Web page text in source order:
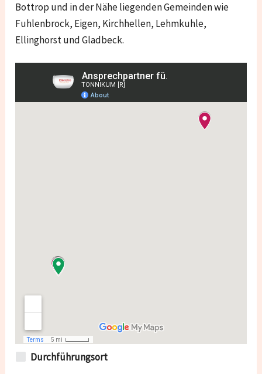
Bottrop und in der Nähe liegenden Gemeinden wie
Fuhlenbrock, Eigen, Kirchhellen, Lehmkuhle,
Ellinghorst und Gladbeck.
Durchführungsort